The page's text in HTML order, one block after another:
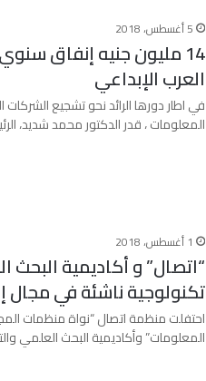
5 أغسطس، 2018
14 مليون جنيه إنفاق
العرب الإبداعي
في اطار دورها الرائد نحو تشجيع
المعلومات ، قدر الدكتور محمد شديد،
1 أغسطس، 2018
تكنولوجية ناشئة في مجال
احتفلت منظمة اتصال “نواة منظمات
المعلومات” وأكاديمية البحث العلمي والتكنولوجيا بتخريج